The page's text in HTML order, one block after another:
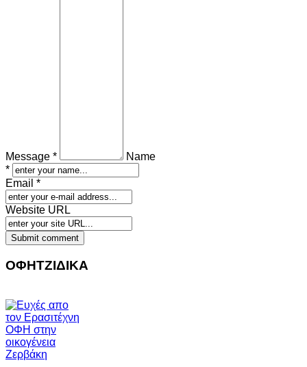
Message *
Name
*
Email *
Website URL
ΟΦΗΤΖΙΔΙΚΑ